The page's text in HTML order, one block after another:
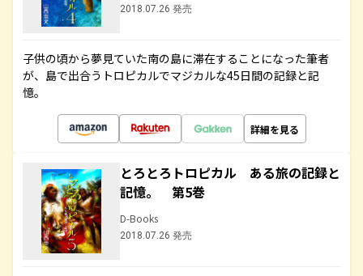
2018.07.26 発売
子供の頃から夢見ていた南の島に滞在することになった筆者
が、島で出合うトロピカルでマジカルな45日間の記録と記
憶。
詳細を見る
とろとろトロピカル ある旅の記録と
記憶。 第5巻
D-Books
2018.07.26 発売